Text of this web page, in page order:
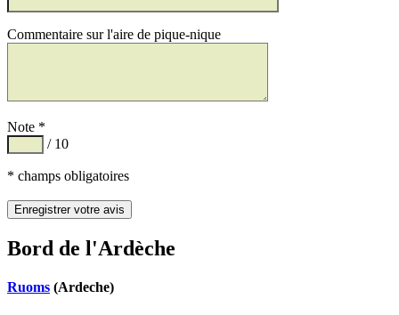
Commentaire sur l'aire de pique-nique
Note *
/ 10
* champs obligatoires
Bord de l'Ardèche
Ruoms (Ardeche)